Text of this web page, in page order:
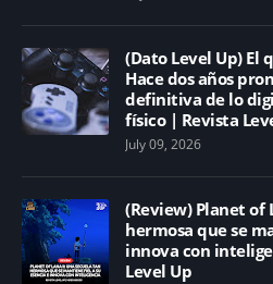
(Dato Level Up) El
Hace dos años
definitiva de lo
físico | Revista
July 09, 2026
(Review) Planet of
hermosa que se
innova con
Level Up